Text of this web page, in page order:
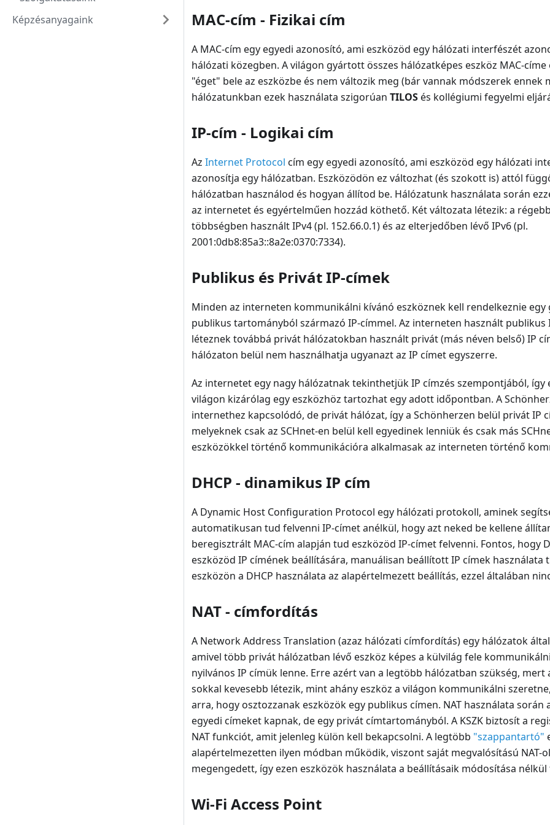
Képzésanyagaink
MAC-cím - Fizikai cím
A MAC-cím egy egyedi azonosító, ami eszközöd egy hálózati interfészét
hálózati közegben. A világon gyártott összes hálózatképes eszköz MAC-
"éget" bele az eszközbe és nem változik meg (bár vannak módszerek ennek
hálózatunkban ezek használata szigorúan TILOSés kollégiumi fegyelmi
IP-cím - Logikai cím
Az Internet Protocol cím egy egyedi azonosító, ami eszközöd egy hálózati
azonosítja egy hálózatban. Eszközödön ez változhat (és szokott is) attól
hálózatban használod és hogyan állítod be. Hálózatunk használata során
az internetet és egyértelműen hozzád köthető. Két változata létezik: a
többségben használt IPv4 (pl. 152.66.0.1) és az elterjedőben lévő IPv6 (pl.
2001:0db8:85a3::8a2e:0370:7334).
Publikus és Privát IP-címek
Minden az interneten kommunikálni kívánó eszköznek kell rendelkeznie egy
publikus tartományból származó IP-címmel. Az interneten használt publikus
léteznek továbbá privát hálózatokban használt privát (más néven belső) IP
hálózaton belül nem használhatja ugyanazt az IP címet egyszerre.
Az internetet egy nagy hálózatnak tekinthetjük IP címzés szempontjából, így
világon kizárólag egy eszközhöz tartozhat egy adott időpontban. A
internethez kapcsolódó, de privát hálózat, így a Schönherzen belül privát IP
melyeknek csak az SCHnet-en belül kell egyedinek lenniük és csak más
eszközökkel történő kommunikációra alkalmasak az interneten történő
DHCP - dinamikus IP cím
A Dynamic Host Configuration Protocol egy hálózati protokoll, aminek
automatikusan tud felvenni IP-címet anélkül, hogy azt neked be kellene
beregisztrált MAC-cím alapján tud eszközöd IP-címet felvenni. Fontos, hogy
eszközöd IP címének beállítására, manuálisan beállított IP címek használata
eszközön a DHCP használata az alapértelmezett beállítás, ezzel általában
NAT - címfordítás
A Network Address Translation (azaz hálózati címfordítás) egy hálózatok
amivel több privát hálózatban lévő eszköz képes a külvilág fele
nyilvános IP címük lenne. Erre azért van a legtöbb hálózatban szükség, mert
sokkal kevesebb létezik, mint ahány eszköz a világon kommunikálni
arra, hogy osztozzanak eszközök egy publikus címen. NAT használata során
egyedi címeket kapnak, de egy privát címtartományból. A KSZK biztosít a
NAT funkciót, amit jelenleg külön kell bekapcsolni. A legtöbb "szappantartó"
alapértelmezetten ilyen módban működik, viszont saját megvalósítású NAT-
megengedett, így ezen eszközök használata a beállításaik módosítása nélkül
Wi-Fi Access Point